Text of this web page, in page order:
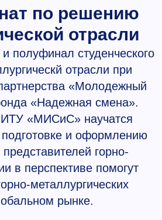
по решению
отрасли
полуфинал студенческого
отрасли при
«Молодежный
«Надежная смена».
«МИСиС» научатся
подготовке и оформлению
горно-
в перспективе помогут
металлургических
рынке.